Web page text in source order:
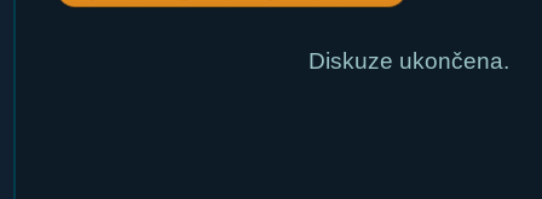
Diskuze ukončena.